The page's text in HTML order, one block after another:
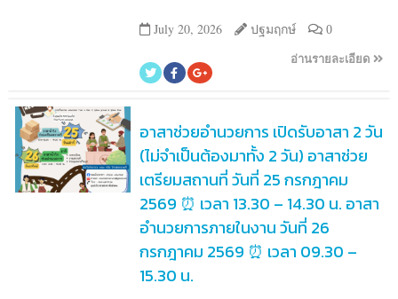
July 20, 2026 ปฐมฤกษ์ 0
อ่านรายละเอียด
อาสาช่วยอำนวยการ เปิดรับอาสา 2 วัน
(ไม่จำเป็นต้องมาทั้ง 2 วัน) อาสาช่วย
เตรียมสถานที่ วันที่ 25 กรกฎาคม
2569 ⏰ เวลา 13.30 – 14.30 น. อาสา
อำนวยการภายในงาน วันที่ 26
กรกฎาคม 2569 ⏰ เวลา 09.30 –
15.30 น.